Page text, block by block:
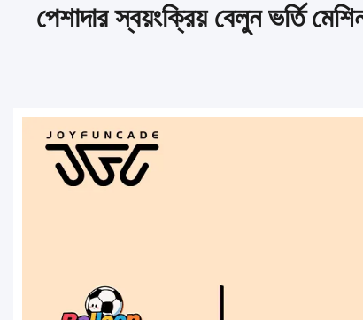
পেশাদার স্বয়ংক্রিয় বেলুন ভর্তি